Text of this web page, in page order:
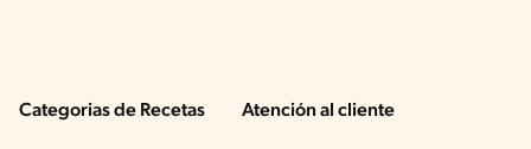
Categorias de Recetas Atención al cliente